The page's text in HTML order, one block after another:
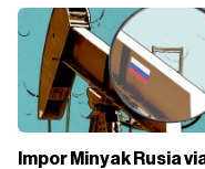
Impor Minyak Rusia